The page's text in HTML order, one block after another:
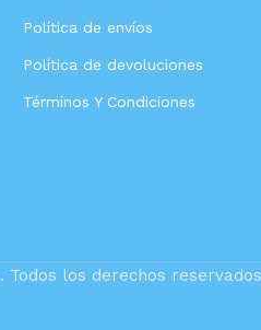
Política de envíos
Política de devoluciones
Términos Y Condiciones
. Todos los derechos reservados